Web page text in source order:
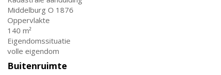
Middelburg O 1876
Oppervlakte
140 m²
Eigendomssituatie
volle eigendom
Buitenruimte